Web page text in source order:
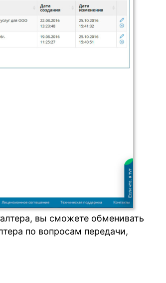
вы сможете обменивать
по вопросам передачи,